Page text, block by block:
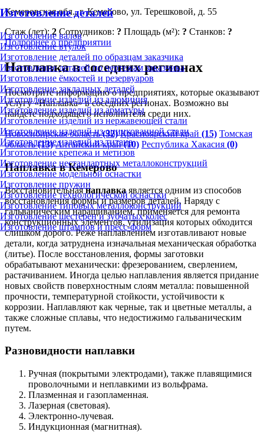
Изготовление деталей
Изготовление валов
Изготовление втулок
Изготовление деталей по образцам заказчика
Изготовление деталей по чертежам заказчика
Изготовление ёмкостей и резервуаров
Изготовление закладных деталей
Изготовление изделий из алюминия
Изготовление изделий из арматуры
Изготовление изделий из нержавеющей стали
Изготовление изделий из оцинкованной стали
Изготовление изделий из титана
Изготовление крепежа и метизов
Изготовление нестандартных металлоконструкций
Изготовление модельной оснастки
Изготовление пружин
Изготовление технологической оснастки
Изготовление типовых металлоконструкций
Изготовление шестерен и зубчатых колес
Изготовление штампов и пресс-форм
Кемеровская обл., г. Кемерово, ул. Терешковой, д. 55
Стаж (лет):2 Сотрудников: ? Площадь (м²): ? Станков: ?
Подробнее о предприятии
Наплавка в соседних регионах
Посмотрите информацию о предприятиях, которые оказывают
услугу «Наплавка» в соседних регионах. Возможно вы
найдете подходящего исполнителя среди них.
Новосибирская область(32) Красноярский край (15) Томская
область(13) Алтайский край(10) Республика Хакасия (0)
Наплавка в Кемерово
Восстановительнаянаплавкаявляется одним из способов
восстановления формы и размеров деталей. Наряду с
гальваническим наращиванием, применяется для ремонта
конструкционных элементов, утилизация которых обходится
слишком дорого. Реже наплавлением изготавливают новые
детали, когда затруднена изначальная механическая обработка
(литье). После восстановления, формы заготовки
обрабатывают механически: фрезерованием, сверлением,
растачиванием. Иногда целью наплавления является придание
новых свойств поверхностным слоям металла: повышенной
прочности, температурной стойкости, устойчивости к
коррозии. Наплавляют как черные, так и цветные металлы, а
также сложные сплавы, что недостижимо гальваническим
путем.
Разновидности наплавки
Ручная (покрытыми электродами), также плавящимися
проволочными и неплавкими из вольфрама.
Плазменная и газопламенная.
Лазерная (световая).
Электронно-лучевая.
Индукционная (магнитная).